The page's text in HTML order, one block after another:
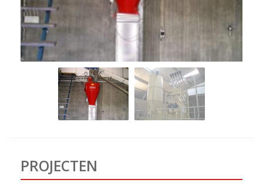
PROJECTEN